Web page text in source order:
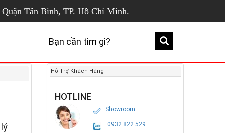
Tân Bình, TP. Hồ Chí Minh.
Hỗ Trợ Khách Hàng
HOTLINE
Showroom
0932.822.529